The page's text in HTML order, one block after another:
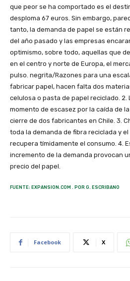
que peor se ha comportado es el
desploma 67 euros. Sin embargo,
tanto, la demanda de papel se están
del año pasado y las empresas
optimismo, sobre todo, aquellas que
en el centro y norte de Europa, el
pulso. negrita/Razones para una
fabricar papel, hacen falta dos
celulosa o pasta de papel reciclado. 2.
momento de escasez por la caída de
cierre de dos fabricantes en Chile. 3.
toda la demanda de fibra reciclada y
recupera tímidamente el consumo. 4.
incremento de la demanda provocan
precio del papel.
FUENTE: EXPANSION.COM . POR G. ESCRIBANO
Facebook X